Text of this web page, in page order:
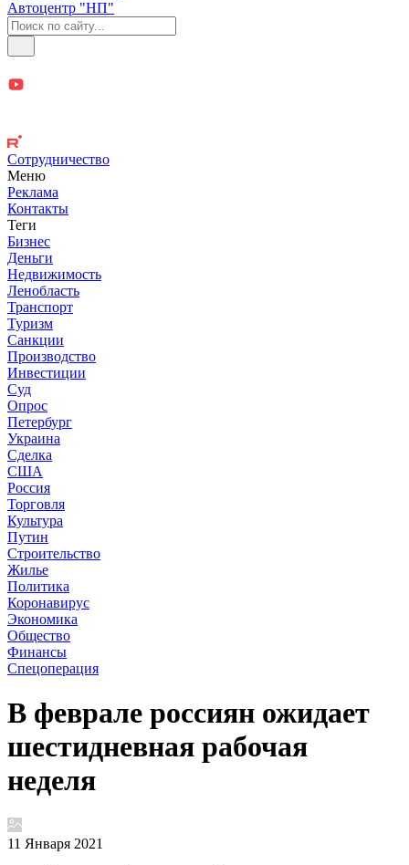
Автоцентр "НП"
Сотрудничество
Меню
Реклама
Контакты
Теги
Бизнес
Деньги
Недвижимость
Ленобласть
Транспорт
Туризм
Санкции
Производство
Инвестиции
Суд
Опрос
Петербург
Украина
Сделка
США
Россия
Торговля
Культура
Путин
Строительство
Жилье
Политика
Коронавирус
Экономика
Общество
Финансы
Спецоперация
В феврале россиян ожидает
шестидневная рабочая
неделя
11 Января 2021